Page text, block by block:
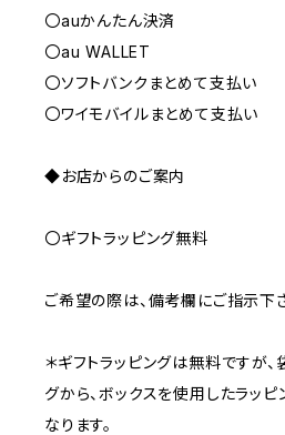
〇auかんたん決済
〇au WALLET
〇ソフトバンクまとめて支払い
〇ワイモバイルまとめて支払い
◆お店からのご案内
〇ギフトラッピング無料
ご希望の際は、備考欄にご指示下
＊ギフトラッピングは無料ですが
グから、ボックスを使用したラッ
なります。